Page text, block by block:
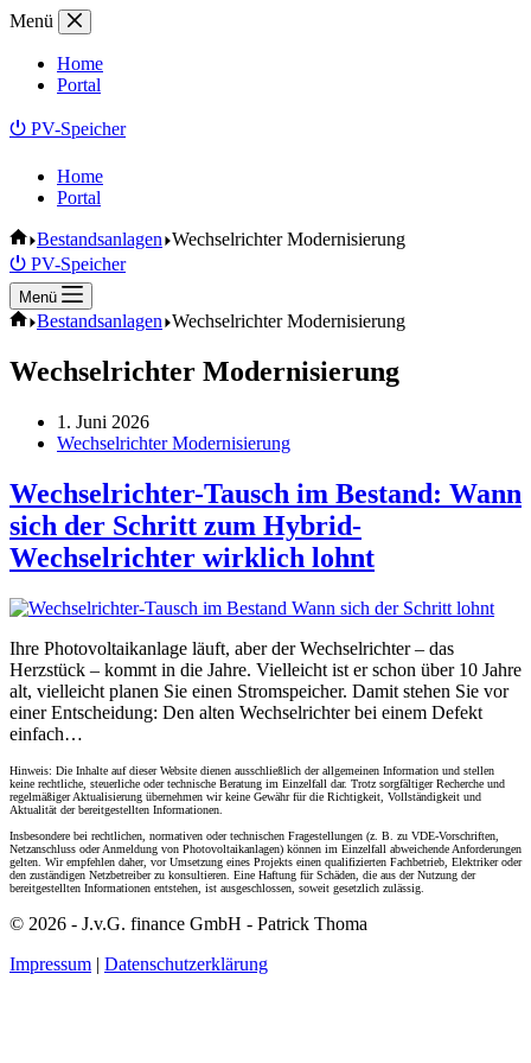
Zum
springen
Menü
Home
Portal
⏻ PV-Speicher
Home
Portal
Start
Bestandsanlagen Wechselrichter Modernisierung
⏻ PV-Speicher
Menü
Start
Bestandsanlagen Wechselrichter Modernisierung
Wechselrichter Modernisierung
1. Juni 2026
Wechselrichter Modernisierung
Wechselrichter-Tausch im Bestand: Wann
sich der Schritt zum Hybrid-
Wechselrichter wirklich lohnt
Ihre Photovoltaikanlage läuft, aber der Wechselrichter – das
Herzstück – kommt in die Jahre. Vielleicht ist er schon über 10 Jahre
alt, vielleicht planen Sie einen Stromspeicher. Damit stehen Sie vor
einer Entscheidung: Den alten Wechselrichter bei einem Defekt
einfach…
Hinweis: Die Inhalte auf dieser Website dienen ausschließlich der allgemeinen Information und stellen
keine rechtliche, steuerliche oder technische Beratung im Einzelfall dar. Trotz sorgfältiger Recherche und
regelmäßiger Aktualisierung übernehmen wir keine Gewähr für die Richtigkeit, Vollständigkeit und
Aktualität der bereitgestellten Informationen.
Insbesondere bei rechtlichen, normativen oder technischen Fragestellungen (z. B. zu VDE-Vorschriften,
Netzanschluss oder Anmeldung von Photovoltaikanlagen) können im Einzelfall abweichende Anforderungen
gelten. Wir empfehlen daher, vor Umsetzung eines Projekts einen qualifizierten Fachbetrieb, Elektriker oder
den zuständigen Netzbetreiber zu konsultieren. Eine Haftung für Schäden, die aus der Nutzung der
bereitgestellten Informationen entstehen, ist ausgeschlossen, soweit gesetzlich zulässig.
© 2026 - J.v.G. finance GmbH - Patrick Thoma
Impressum | Datenschutzerklärung